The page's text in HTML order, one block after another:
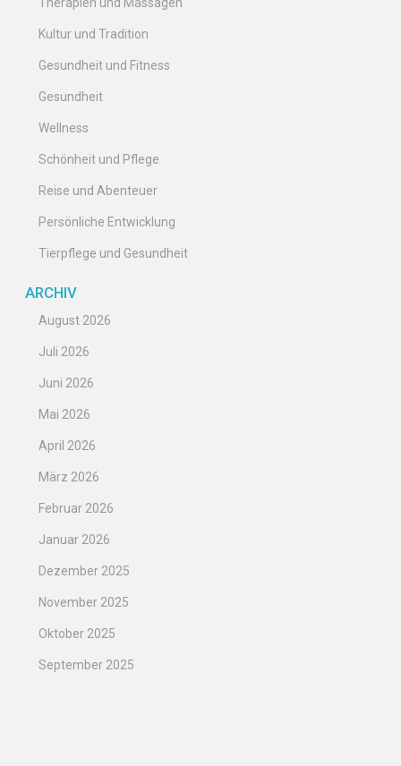
Therapien und Massagen
Kultur und Tradition
Gesundheit und Fitness
Gesundheit
Wellness
Schönheit und Pflege
Reise und Abenteuer
Persönliche Entwicklung
Tierpflege und Gesundheit
ARCHIV
August 2026
Juli 2026
Juni 2026
Mai 2026
April 2026
März 2026
Februar 2026
Januar 2026
Dezember 2025
November 2025
Oktober 2025
September 2025